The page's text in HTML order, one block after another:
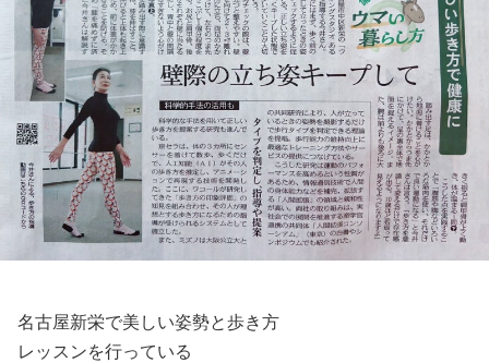
名古屋新栄で美しい姿勢と歩き方
レッスンを行っている